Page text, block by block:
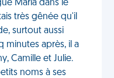
Maria dans le
très gênée qu'il
surtout aussi
minutes après, il a
Camille et Julie.
noms à ses